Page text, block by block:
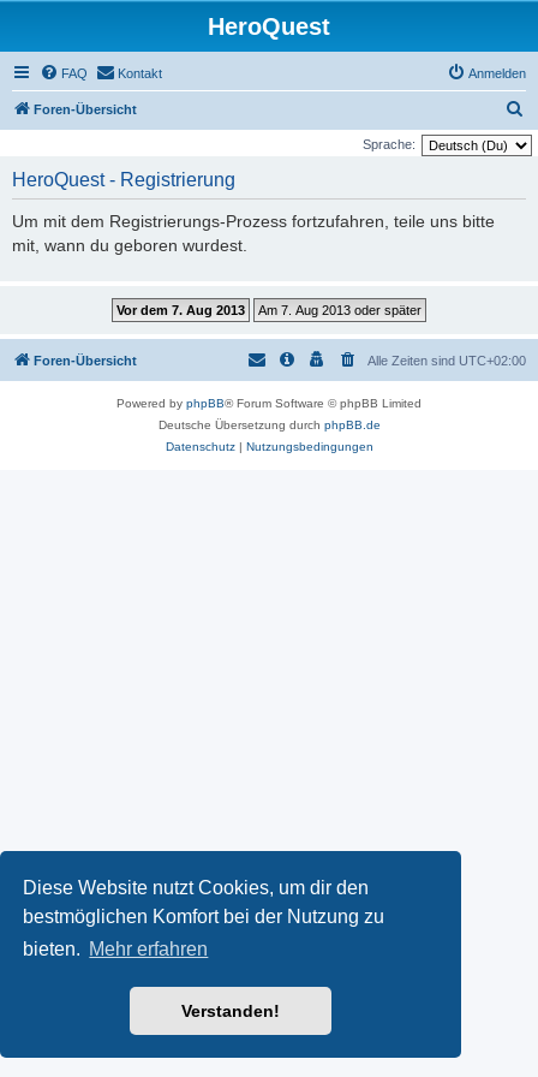
Diese Website nutzt Cookies, um dir den
bestmöglichen Komfort bei der Nutzung zu
bieten. Mehr erfahren
Verstanden!
HeroQuest
FAQ Kontakt Anmelden
Foren-Übersicht
u
Sprache:
HeroQuest - Registrierung
Um mit dem Registrierungs-Prozess fortzufahren, teile uns bitte
mit, wann du geboren wurdest.
Foren-Übersicht Alle Zeiten sind UTC+02:00
Powered by phpBB® Forum Software © phpBB Limited
Deutsche Übersetzung durch phpBB.de
Datenschutz| Nutzungsbedingungen